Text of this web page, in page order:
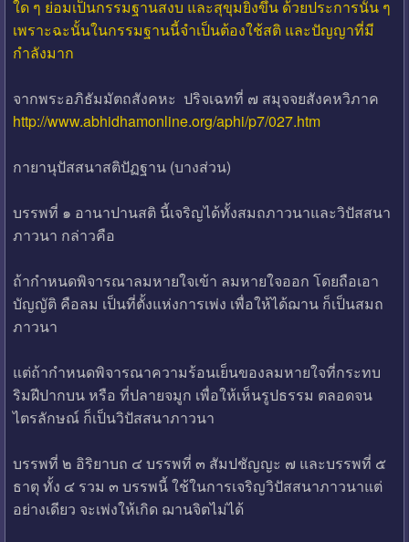
ใด ๆ ย่อมเป็นกรรมฐานสงบ และสุขุมยิ่งขึ้น ด้วยประการนั้น ๆ
เพราะฉะนั้นในกรรมฐานนี้จำเป็นต้องใช้สติ และปัญญาที่มี
กำลังมาก
จากพระอภิธัมมัตถสังคหะ ปริจเฉทที่ ๗ สมุจจยสังคหวิภาค
http://www.abhidhamonline.org/aphi/p7/027.htm
กายานุปัสสนาสติปัฏฐาน (บางส่วน)
บรรพที่ ๑ อานาปานสติ นี้เจริญได้ทั้งสมถภาวนาและวิปัสสนา
ภาวนา กล่าวคือ
ถ้ากำหนดพิจารณาลมหายใจเข้า ลมหายใจออก โดยถือเอา
บัญญัติ คือลม เป็นที่ตั้งแห่งการเพ่ง เพื่อให้ได้ฌาน ก็เป็นสมถ
ภาวนา
แต่ถ้ากำหนดพิจารณาความร้อนเย็นของลมหายใจที่กระทบ
ริมฝีปากบน หรือ ที่ปลายจมูก เพื่อให้เห็นรูปธรรม ตลอดจน
ไตรลักษณ์ ก็เป็นวิปัสสนาภาวนา
บรรพที่ ๒ อิริยาบถ ๔ บรรพที่ ๓ สัมปชัญญะ ๗ และบรรพที่ ๕
ธาตุ ทั้ง ๔ รวม ๓ บรรพนี้ ใช้ในการเจริญวิปัสสนาภาวนาแต่
อย่างเดียว จะเพ่งให้เกิด ฌานจิตไม่ได้